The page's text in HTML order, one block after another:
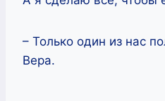
– Только один из нас
Вера.